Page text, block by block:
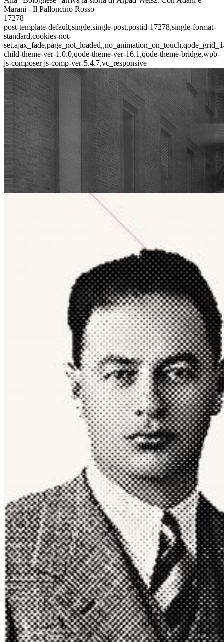
Marani - Il Palloncino Rosso
17278
post-template-default,single,single-post,postid-17278,single-format-
standard,cookies-not-
child-theme-ver-1.0.0,qode-theme-ver-16.1,qode-theme-bridge,wpb-
js-composer js-comp-ver-5.4.7,vc_responsive
Alla “Bolognese” arriva la
storia di Árpád Weisz. Con
Adani e Marani